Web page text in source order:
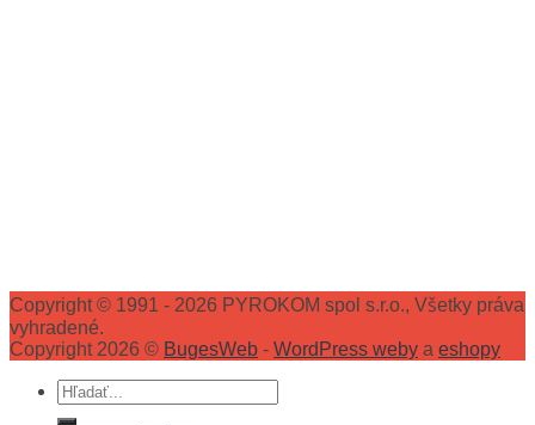
Copyright © 1991 - 2026 PYROKOM spol s.r.o., Všetky práva
vyhradené.
Copyright 2026 © BugesWeb - WordPress weby a eshopy
Hľadať: